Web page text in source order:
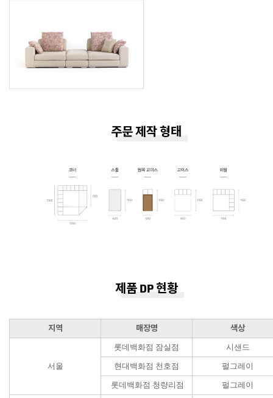
주문 제작 형태
제품 DP 현황
지역 매장명 색상
서울
롯데백화점 잠실점 시샌드
현대백화점 천호점 펄그레이
롯데백화점 청량리점 펄그레이